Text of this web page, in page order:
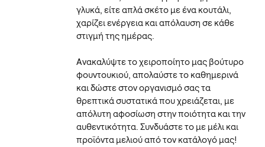
γλυκά, είτε απλά σκέτο με ένα κουτάλι,
χαρίζει ενέργεια και απόλαυση σε κάθε
στιγμή της ημέρας.
Ανακαλύψτε το χειροποίητο μας βούτυρο
φουντουκιού, απολαύστε το καθημερινά
και δώστε στον οργανισμό σας τα
θρεπτικά συστατικά που χρειάζεται, με
απόλυτη αφοσίωση στην ποιότητα και την
αυθεντικότητα. Συνδυάστε το με μέλι και
προϊόντα μελιού από τον κατάλογό μας!